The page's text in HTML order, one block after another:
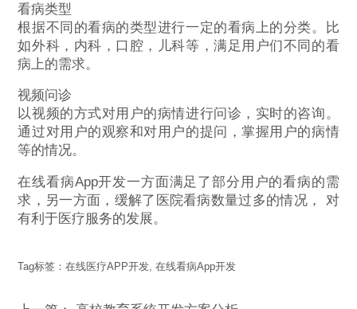
看病类型
根据不同的看病的类型进行一定的看病上的分类。比
如外科，内科，口腔，儿科等，满足用户们不同的看
病上的需求。
视频问诊
以视频的方式对用户的病情进行问诊，实时的咨询。
通过对用户的观察和对用户的提问，掌握用户的病情
等的情况。
在线看病App开发一方面满足了部分用户的看病的需
求，另一方面，缓解了医院看病数量过多的情况， 对
有利于医疗服务的发展。
Tag标签：在线医疗APP开发,在线看病App开发